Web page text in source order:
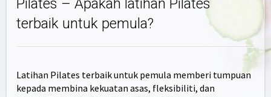
Pilates – Apakah latihan Pilates
terbaik untuk pemula?
Latihan Pilates terbaik untuk pemula memberi tumpuan
kepada membina kekuatan asas, fleksibiliti, dan